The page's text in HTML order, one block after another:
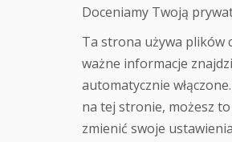
Doceniamy Twoją
Ta strona używa plików
ważne informacje
automatycznie
na tej stronie, możesz
zmienić swoje